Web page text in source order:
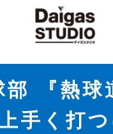
部 『熱
手く打